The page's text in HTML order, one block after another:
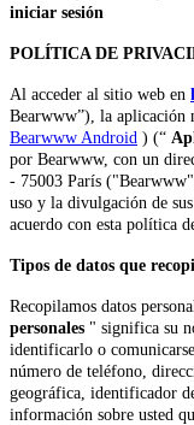
iniciar sesión
POLÍTICA DE
Al acceder al sitio web en
Bearwww”), la aplicación
Bearwww Android ) (“
por Bearwww, con un
- 75003 París
uso y la divulgación de
acuerdo con esta política
Tipos de datos que
Recopilamos datos
personales " significa su
identificarlo o
número de teléfono,
geográfica, identificador
información sobre usted